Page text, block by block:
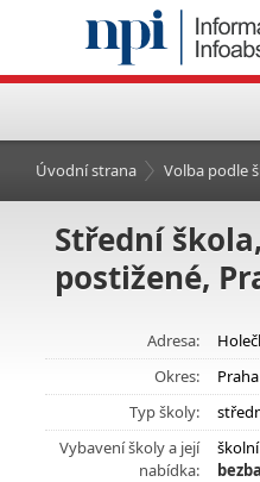
Úvodní strana Volba podle
Střední
postižené,
Adresa:
Okres:
Typ školy:
Vybavení školy a její
nabídka: